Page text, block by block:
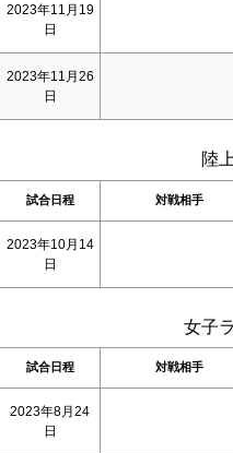
2023年11月19
日
2023年11月26
日
陸
試合日程 対戦相手
2023年10月14
日
女子
試合日程 対戦相手
2023年8月24
日